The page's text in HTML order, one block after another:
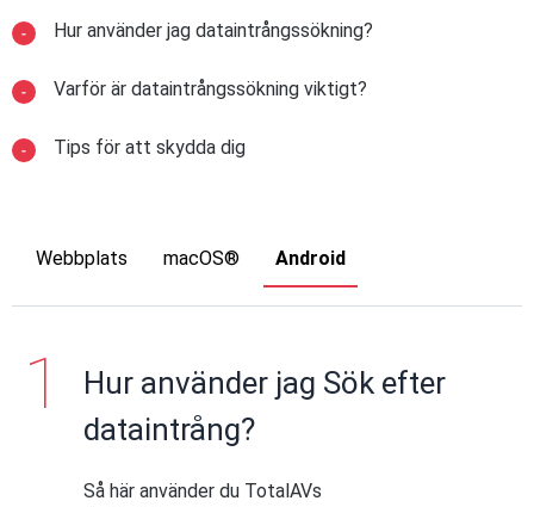
Hur använder jag dataintrångssökning?
Varför är dataintrångssökning viktigt?
Tips för att skydda dig
Webbplats macOS® Android
Hur använder jag Sök efter
dataintrång?
Så här använder du TotalAVs